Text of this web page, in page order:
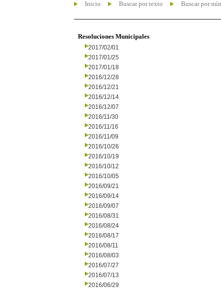
Inicio Buscar por texto Buscar por
Resoluciones Municipales
2017/02/01
2017/01/25
2017/01/18
2016/12/28
2016/12/21
2016/12/14
2016/12/07
2016/11/30
2016/11/16
2016/11/09
2016/10/26
2016/10/19
2016/10/12
2016/10/05
2016/09/21
2016/09/14
2016/09/07
2016/08/31
2016/08/24
2016/08/17
2016/08/11
2016/08/03
2016/07/27
2016/07/13
2016/06/29